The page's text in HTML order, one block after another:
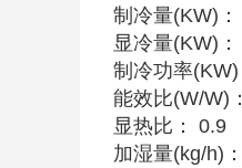
制冷量(KW) ：
显冷量(KW) ：
制冷功率(KW)
能效比(W/W) ：
显热比：
0.9
加湿量(kg/h) ：